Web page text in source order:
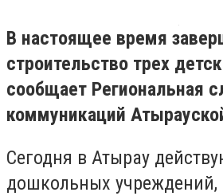
В настоящее время
строительство трех
сообщает Региональная
коммуникаций
Сегодня в Атырау
дошкольных учреждений,